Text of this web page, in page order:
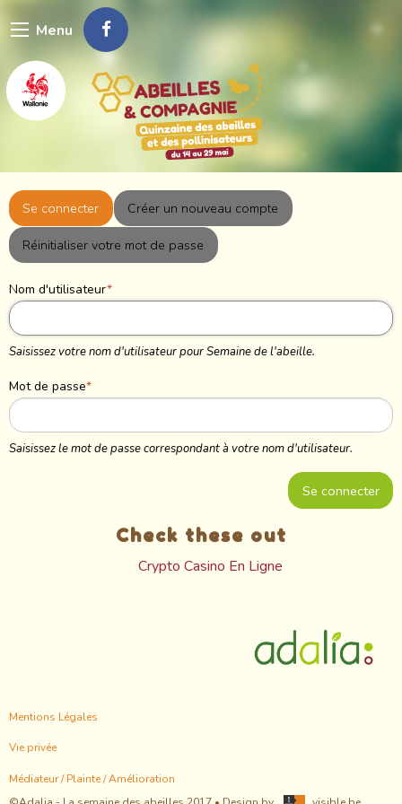
au
principal
Menu
Primary
tabs
Se connecter (onglet
actif)
Créer un nouveau compte
Réinitialiser votre mot de passe
Nom d'utilisateur
Saisissez votre nom d'utilisateur pour Semaine de l'abeille.
Mot de passe
Saisissez le mot de passe correspondant à votre nom d'utilisateur.
Check these out
Crypto Casino En Ligne
Footer
menu
Mentions Légales
Vie privée
Médiateur / Plainte / Amélioration